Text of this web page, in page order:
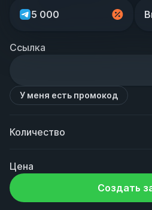
5 000
Ссылка
У меня есть промокод
Количество
Цена
Создать